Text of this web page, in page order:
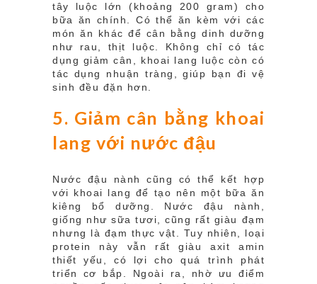
tây luộc lớn (khoảng 200 gram) cho
bữa ăn chính. Có thể ăn kèm với các
món ăn khác để cân bằng dinh dưỡng
như rau, thịt luộc. Không chỉ có tác
dụng giảm cân, khoai lang luộc còn có
tác dụng nhuận tràng, giúp bạn đi vệ
sinh đều đặn hơn.
5. Giảm cân bằng khoai
lang với nước đậu
Nước đậu nành cũng có thể kết hợp
với khoai lang để tạo nên một bữa ăn
kiêng bổ dưỡng. Nước đậu nành,
giống như sữa tươi, cũng rất giàu đạm
nhưng là đạm thực vật. Tuy nhiên, loại
protein này vẫn rất giàu axit amin
thiết yếu, có lợi cho quá trình phát
triển cơ bắp. Ngoài ra, nhờ ưu điểm